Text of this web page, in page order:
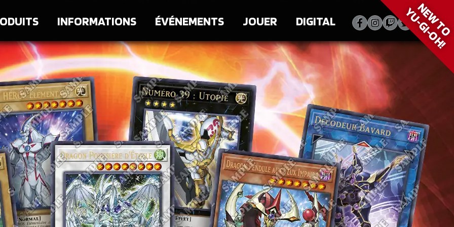
INFORMATIONS ÉVÉNEMENTS JOUER DIGITAL NEW TO
YU‑GI‑OH!